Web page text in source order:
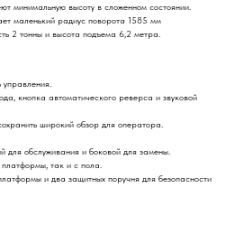
минимальную высоту в сложенном состоянии.
маленький радиус поворота 1585 мм
2 тонны и высота подъема 6,2 метра.
управления.
кнопка автоматического реверса и звуковой
широкий обзор для оператора.
для обслуживания и боковой для замены.
так и с пола.
и два защитных поручня для безопасности